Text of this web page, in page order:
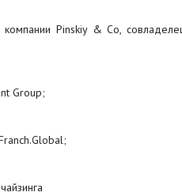
компании Pinskiy & Co,
Group;